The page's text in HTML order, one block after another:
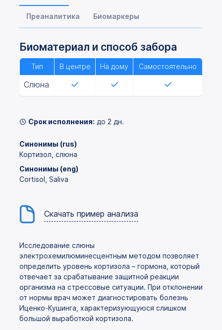
Преаналитика Биомаркеры
Биоматериал и способ забора
Тип В центре На дому Самостоятельно
Слюна
Срок исполнения: до 2 дн.
Синонимы (rus)
Кортизол, слюна
Синонимы (eng)
Cortisol, Saliva
Скачать пример анализа
Исследование слюны
электрохемилюминесцентным методом позволяет
определить уровень кортизола – гормона, который
отвечает за срабатывание защитной реакции
организма на стрессовые ситуации. При отклонении
от нормы врач может диагностировать болезнь
Иценко-Кушинга, характеризующуюся слишком
большой выработкой кортизола.